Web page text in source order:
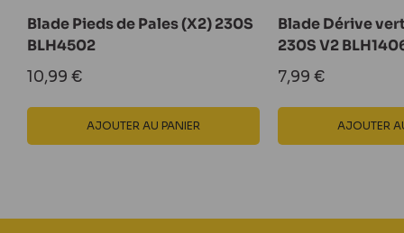
Blade Pieds de Pales (X2) 230S
BLH4502
Prix
réduit
10,99 €
AJOUTER AU PANIER
Blade Dérive
230S V2
Prix
réduit
7,99 €
AJOUTER